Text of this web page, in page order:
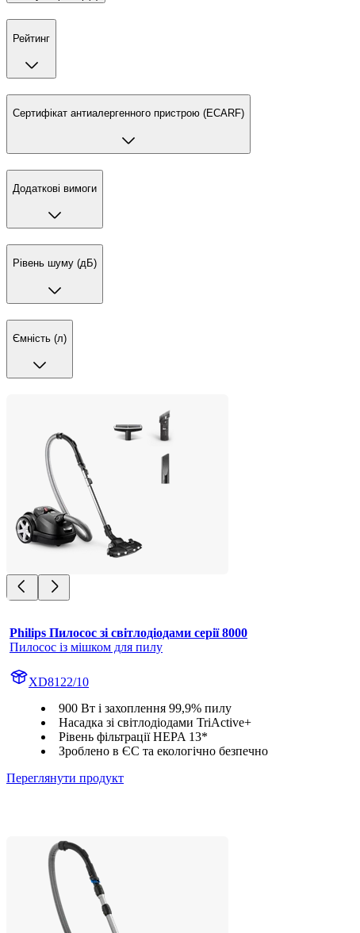
Рейтинг
Сертифікат антиалергенного пристрою (ECARF)
Додаткові вимоги
Рівень шуму (дБ)
Ємність (л)
Philips Пилосос зі світлодіодами серії 8000
Пилосос із мішком для пилу
XD8122/10
900 Вт і захоплення 99,9% пилу
Насадка зі світлодіодами TriActive+
Рівень фільтрації HEPA 13*
Зроблено в ЄС та екологічно безпечно
Переглянути продукт